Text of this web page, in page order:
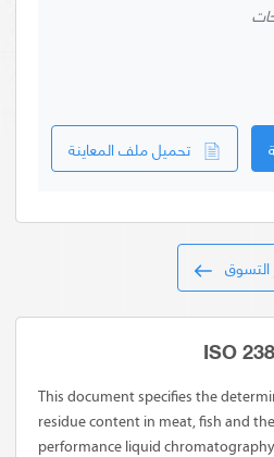
تحميل ملف المعاينة
التسوق
This document specifies the
residue content in meat, fish and
performance liquid